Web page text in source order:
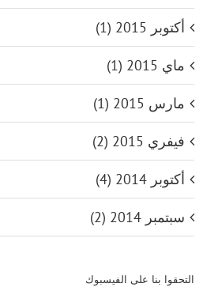
أكتوبر 2015 (1)
ماي 2015 (1)
مارس 2015 (1)
فيفري 2015 (2)
أكتوبر 2014 (4)
سبتمبر 2014 (2)
التحقوا بنا على الفيسبوك